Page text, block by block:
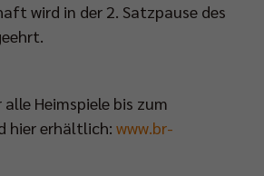
wird in der 2. Satzpause des
Heimspiele bis zum
hier erhältlich: www.br-